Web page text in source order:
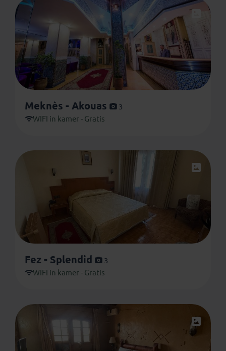
Meknès - Akouas
3
WIFI in kamer - Gratis
Fez - Splendid
3
WIFI in kamer - Gratis